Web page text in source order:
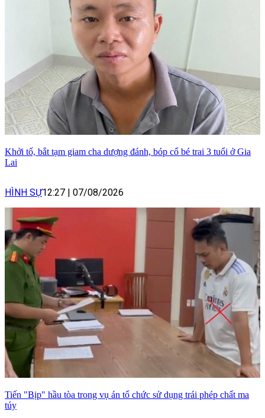
Khởi tố, bắt tạm giam cha dượng đánh, bóp cổ bé trai 3 tuổi ở Gia
Lai
HÌNH SỰ12:27 | 07/08/2026
Tiến "Bịp" hầu tòa trong vụ án tổ chức sử dụng trái phép chất ma
túy